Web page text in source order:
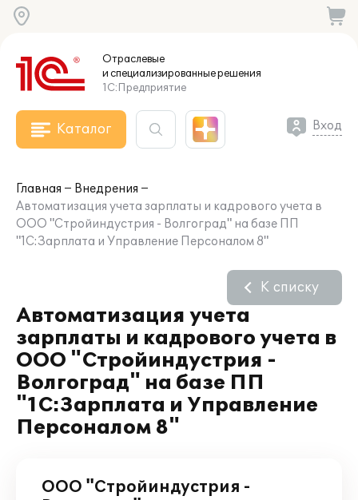
Отраслевые
и специализированныерешения
1С:Предприятие
Каталог Вход
Главная
Внедрения
Автоматизация учета зарплаты и кадрового учета в
ООО "Стройиндустрия - Волгоград" на базе ПП
"1С:Зарплата и Управление Персоналом 8"
Автоматизация учета
зарплаты и кадрового учета в
ООО "Стройиндустрия -
Волгоград" на базе ПП
"1С:Зарплата и Управление
Персоналом 8"
К списку
ООО "Стройиндустрия -